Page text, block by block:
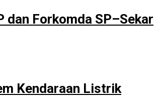
dan Forkomda SP–Sekar
Kendaraan Listrik